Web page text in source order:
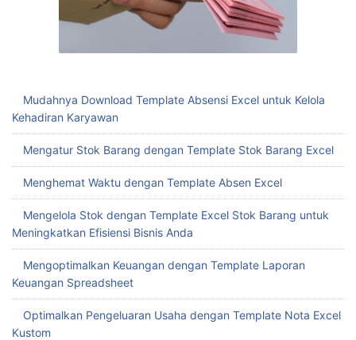
Mudahnya Download Template Absensi Excel untuk Kelola
Kehadiran Karyawan
Mengatur Stok Barang dengan Template Stok Barang Excel
Menghemat Waktu dengan Template Absen Excel
Mengelola Stok dengan Template Excel Stok Barang untuk
Meningkatkan Efisiensi Bisnis Anda
Mengoptimalkan Keuangan dengan Template Laporan
Keuangan Spreadsheet
Optimalkan Pengeluaran Usaha dengan Template Nota Excel
Kustom